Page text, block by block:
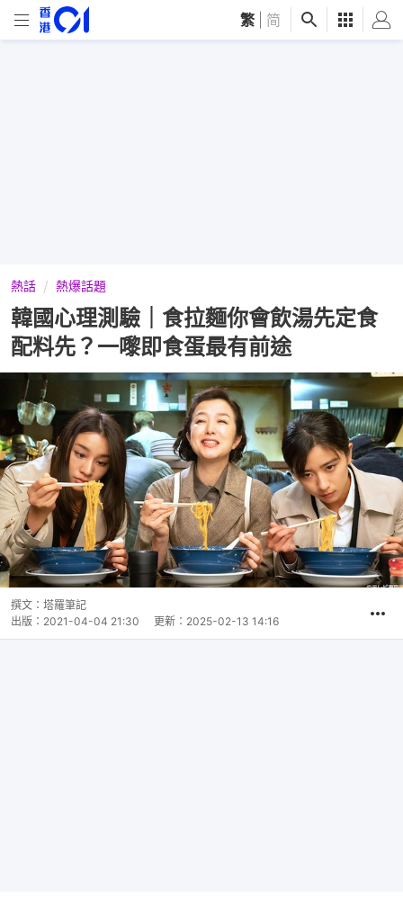
繁 简
熱話 熱爆話題
韓國心理測驗｜食拉麵你會飲湯先定食
配料先？一嚟即食蛋最有前途
撰文： 塔羅筆記
出版： 2021-04-04 21:30 更新： 2025-02-13 14:16